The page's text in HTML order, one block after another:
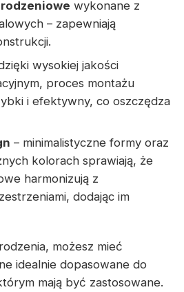
wykonane z
– zapewniają
wysokiej jakości
proces montażu
i efektywny, co oszczędza
– minimalistyczne formy oraz
kolorach sprawiają, że
harmonizują z
dodając im
możesz mieć
idealnie dopasowane do
mają być zastosowane.